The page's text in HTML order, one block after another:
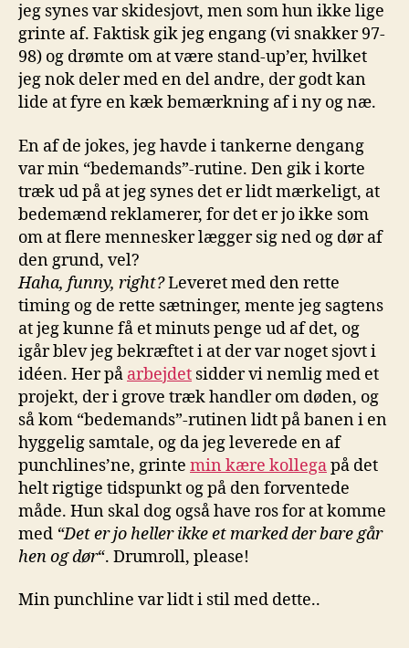
jeg synes var skidesjovt, men som hun ikke lige
grinte af. Faktisk gik jeg engang (vi snakker 97-
98) og drømte om at være stand-up’er, hvilket
jeg nok deler med en del andre, der godt kan
lide at fyre en kæk bemærkning af i ny og næ.
En af de jokes, jeg havde i tankerne dengang
var min “bedemands”-rutine. Den gik i korte
træk ud på at jeg synes det er lidt mærkeligt, at
bedemænd reklamerer, for det er jo ikke som
om at flere mennesker lægger sig ned og dør af
den grund, vel?
Haha, funny, right?Leveret med den rette
timing og de rette sætninger, mente jeg sagtens
at jeg kunne få et minuts penge ud af det, og
igår blev jeg bekræftet i at der var noget sjovt i
idéen. Her på arbejdet sidder vi nemlig med et
projekt, der i grove træk handler om døden, og
så kom “bedemands”-rutinen lidt på banen i en
hyggelig samtale, og da jeg leverede en af
punchlines’ne, grinte min kære kollegapå det
helt rigtige tidspunkt og på den forventede
måde. Hun skal dog også have ros for at komme
med “Det er jo heller ikke et marked der bare går
hen og dør“. Drumroll, please!
Min punchline var lidt i stil med dette..